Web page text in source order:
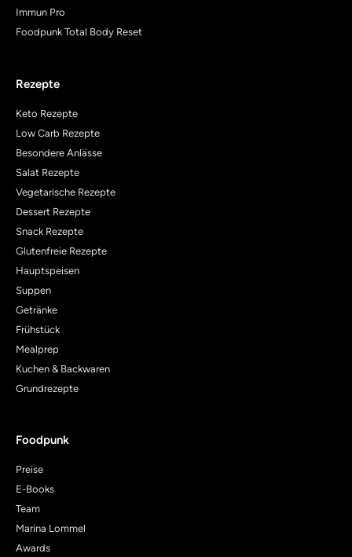
Immun Pro
Foodpunk Total Body Reset
Rezepte
Keto Rezepte
Low Carb Rezepte
Besondere Anlässe
Salat Rezepte
Vegetarische Rezepte
Dessert Rezepte
Snack Rezepte
Glutenfreie Rezepte
Hauptspeisen
Suppen
Getränke
Frühstück
Mealprep
Kuchen & Backwaren
Grundrezepte
Foodpunk
Preise
E-Books
Team
Marina Lommel
Awards